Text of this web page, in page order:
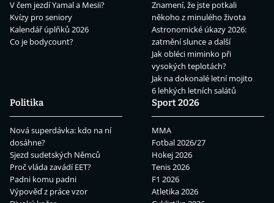
V čem jezdí Yamal a Mesii?
Kvízy pro seniory
Kalendář úplňků 2026
Co je bodycount?
Znamení, že jste potkali
někoho z minulého života
Astronomické úkazy 2026:
zatmění slunce a další
Jak obléci miminko při
vysokých teplotách?
Jak na dokonalé letní mojito
6 lehkých letních salátů
Politika
Nová superdávka: kdo na ní
dosáhne?
Sjezd sudetských Němců
Proč vláda zavádí EET?
Padni komu padni
Výpověď z práce vzor
Sport 2026
MMA
Fotbal 2026/27
Hokej 2026
Tenis 2026
F1 2026
Atletika 2026